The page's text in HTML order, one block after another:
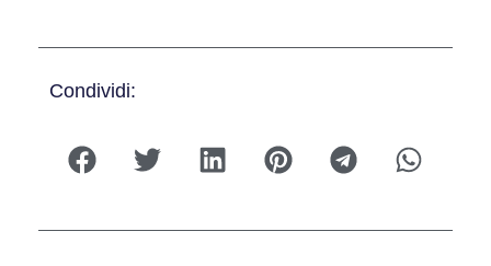
Condividi: